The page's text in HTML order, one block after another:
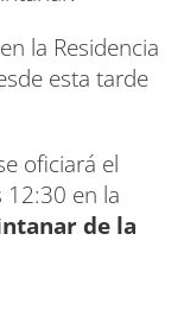
la Residencia
esta tarde
oficiará el
12:30 en la
de la